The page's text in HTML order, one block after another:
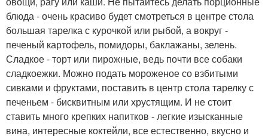
блюда - очень красиво будет смотреться в центре стола
большая тарелка с курочкой или рыбой, а вокруг -
печеный картофель, помидоры, баклажаны, зелень.
Сладкое - торт или пирожные, ведь почти все собаки
сладкоежки. Можно подать мороженое со взбитыми
сивками и фруктами, поставить в центр стола тарелку с
печеньем - бисквитным или хрустящим. И не стоит
ставить много крепких напитков - легкие изысканные
вина, интересные коктейли, все естественно, вкусно и